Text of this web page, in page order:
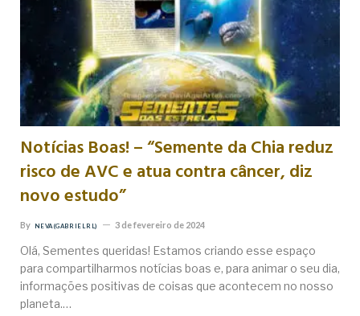
Notícias Boas! – “Semente da Chia reduz
risco de AVC e atua contra câncer, diz
novo estudo”
By NEVA (GABRIEL RL) 3 de fevereiro de 2024
Olá, Sementes queridas! Estamos criando esse espaço
para compartilharmos notícias boas e, para animar o seu dia,
informações positivas de coisas que acontecem no nosso
planeta.…